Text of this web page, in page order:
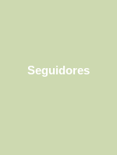
Seguidores